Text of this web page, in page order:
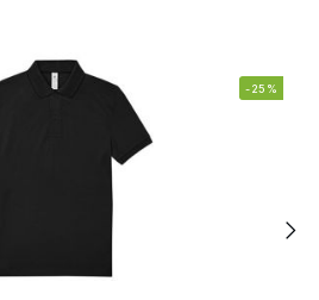
-25%